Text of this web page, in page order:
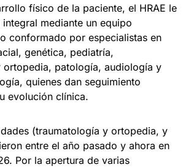
físico de la paciente, el HRAE le
mediante un equipo
conformado por especialistas en
genética, pediatría,
ortopedia, patología, audiología y
quienes dan seguimiento
evolución clínica.
(traumatología y ortopedia, y
entre el año pasado y ahora en
Por la apertura de varias